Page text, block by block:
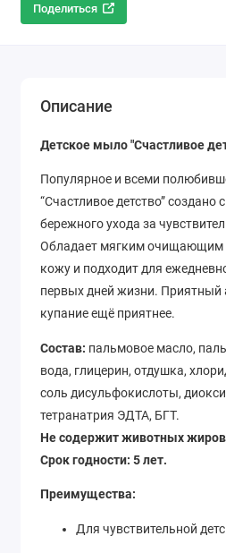
Поделиться
Описание
Детское мыло "Счастливое
Популярное и всеми
“Счастливое детство” создано
бережного ухода за
Обладает мягким очищающим
кожу и подходит для
первых дней жизни. Приятный
купание ещё приятнее.
Состав: пальмовое масло,
вода, глицерин, отдушка,
соль дисульфокислоты,
тетранатрия ЭДТА, БГТ.
Не содержит животных
Срок годности: 5 лет.
Преимущества:
Для чувствительной